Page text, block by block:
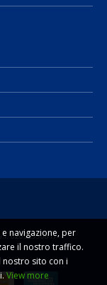
02092990817 -
navigazione, per
il nostro traffico.
sito con i
View more